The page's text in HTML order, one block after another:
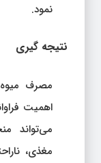
نمود.
نتیجه‌ گیری
مصرف
اهمیت
می‌تواند
مغذی،